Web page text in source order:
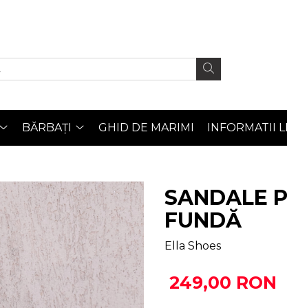
BĂRBAȚI GHID DE MARIMI INFORMATII
SANDALE
FUNDĂ
Ella Shoes
249,00 RON